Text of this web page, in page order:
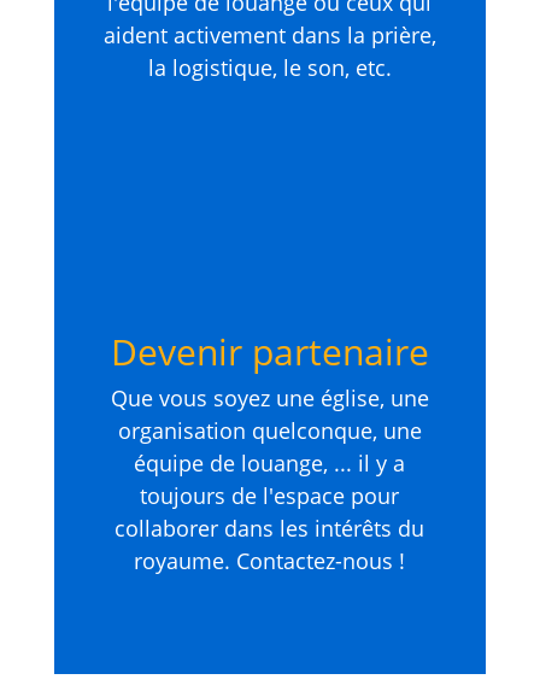
aident activement dans la prière,
la logistique, le son, etc.
Devenir partenaire
Que vous soyez une église, une
organisation quelconque, une
équipe de louange, ... il y a
toujours de l'espace pour
collaborer dans les intérêts du
royaume. Contactez-nous !